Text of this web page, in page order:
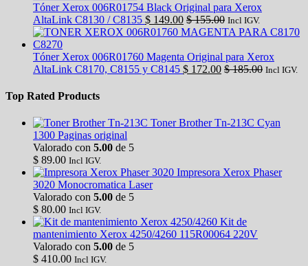
Tóner Xerox 006R01754 Black Original para Xerox
AltaLink C8130 / C8135 $ 149.00 $155.00 Incl IGV.
Tóner Xerox 006R01760 Magenta Original para Xerox
AltaLink C8170, C8155 y C8145 $ 172.00 $185.00 Incl IGV.
Top Rated Products
Toner Brother Tn-213C Cyan
1300 Paginas original
Valorado con 5.00 de 5
$ 89.00 Incl IGV.
Impresora Xerox Phaser
3020 Monocromatica Laser
Valorado con 5.00 de 5
$ 80.00 Incl IGV.
Kit de
mantenimiento Xerox 4250/4260 115R00064 220V
Valorado con 5.00 de 5
$ 410.00 Incl IGV.